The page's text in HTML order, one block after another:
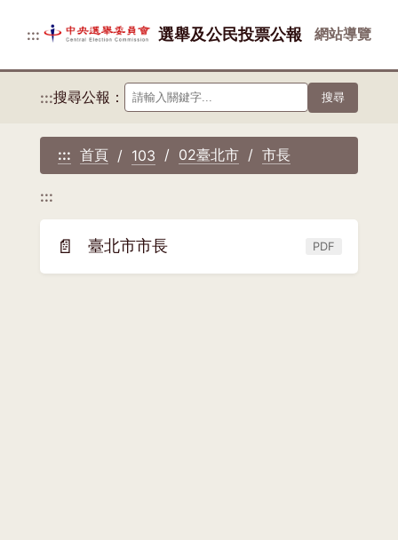
::: 選舉及公民投票公報 網站導覽
:::搜尋公報： 搜尋
::: 首頁 103 02臺北市 市長
:::
📄 臺北市市長 PDF
(另
開